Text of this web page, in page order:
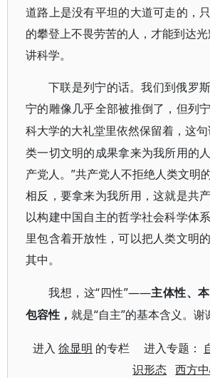
道路上是没有平坦的大道可走的，
的攀登上不畏劳苦的人，才能到达
讲科学。
下联是列宁的话。我们到俄罗
宁的雕像几乎全部被推倒了，但列
科大学的大礼堂里依然保留着，这
类一切文明的成果拿来为我所用的
产党人。”共产党人不拒绝人类文明
相反，要拿来为我所用，这就是共
以构建中国自主的哲学社会科学体
里包含着开放性，可以把人类文明
其中。
我想，这“四性”——主体性、
包容性， 就是“自主”的基本含义。谢
进入徐显明 的专栏 进入专题：
识形态 西方